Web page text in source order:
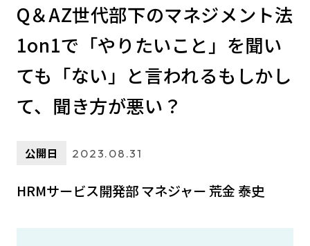
Q＆AZ世代部下のマネジメント法
1on1で「やりたいこと」を聞い
ても「ない」と言われる――もしかし
て、聞き方が悪い？
公開日 2023.08.31
HRMサービス開発部 マネジャー 荒金 泰史